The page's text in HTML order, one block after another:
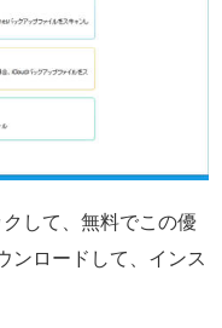
して、無料でこの優
ンロードして、インス